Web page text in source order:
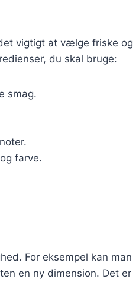
vigtigt at vælge friske og
du skal bruge:
smag.
farve.
For eksempel kan man
en ny dimension. Det er